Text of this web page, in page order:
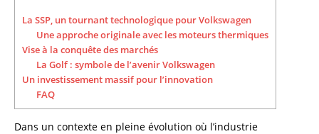
La SSP, un tournant technologique pour Volkswagen
Une approche originale avec les moteurs thermiques
Vise à la conquête des marchés
La Golf : symbole de l’avenir Volkswagen
Un investissement massif pour l’innovation
FAQ
Dans un contexte en pleine évolution où l’industrie